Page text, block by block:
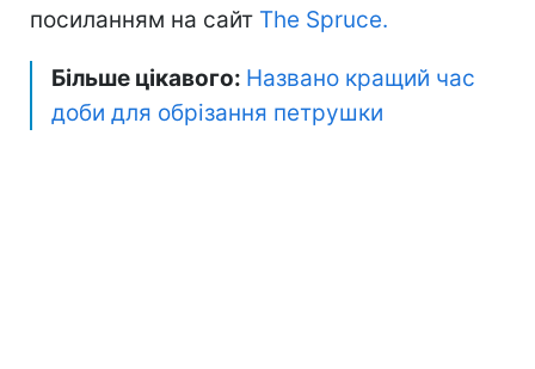
посиланням на сайт The Spruce.
Більше цікавого: Названо кращий час
доби для обрізання петрушки